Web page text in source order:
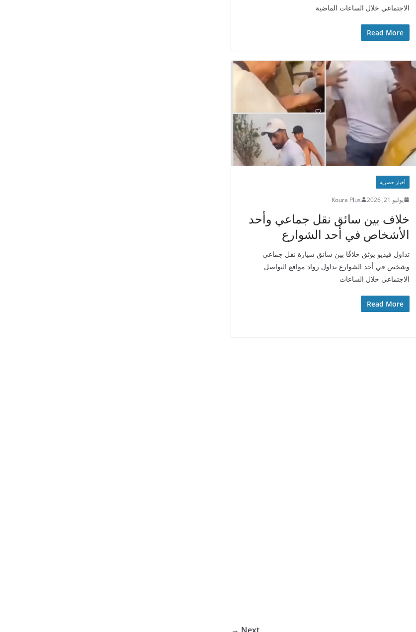
الاجتماعي خلال الساعات الماضية
Read More
أخبار حصرية
يوليو 21, 2026 Koura Plus
خلاف بين سائق نقل جماعي وأحد
الأشخاص في أحد الشوارع
تداول فيديو يوثق خلافًا بين سائق سيارة نقل جماعي
وشخص في أحد الشوارع تداول رواد مواقع التواصل
الاجتماعي خلال الساعات
Read More